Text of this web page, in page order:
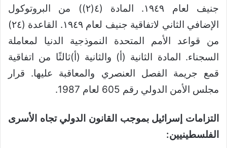
جنيف لعام ١٩٤٩. المادة (٤(٢)) من البروتوكول
الإضافي الثاني لاتفاقية جنيف لعام ١٩٤٩. القاعدة (٢٤)
من قواعد الأمم المتحدة النموذجية الدنيا لمعاملة
السجناء. المادة الثانية (أ) والثانية (أ)ثالثًا من اتفاقية
قمع جريمة الفصل العنصري والمعاقبة عليها. قرار
مجلس الأمن الدولي رقم 605 لعام 1987.
التزامات إسرائيل بموجب القانون الدولي تجاه الأسرى
الفلسطينيين: